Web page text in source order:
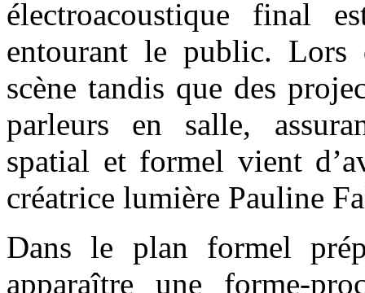
électroacoustique final
entourant le public. Lors
scène tandis que des
parleurs en salle,
spatial et formel vient
créatrice lumière Pauline
Dans le plan formel
apparaître une forme-